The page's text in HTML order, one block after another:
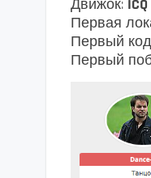
Движок: ICQ
Первая
Первый
Первый